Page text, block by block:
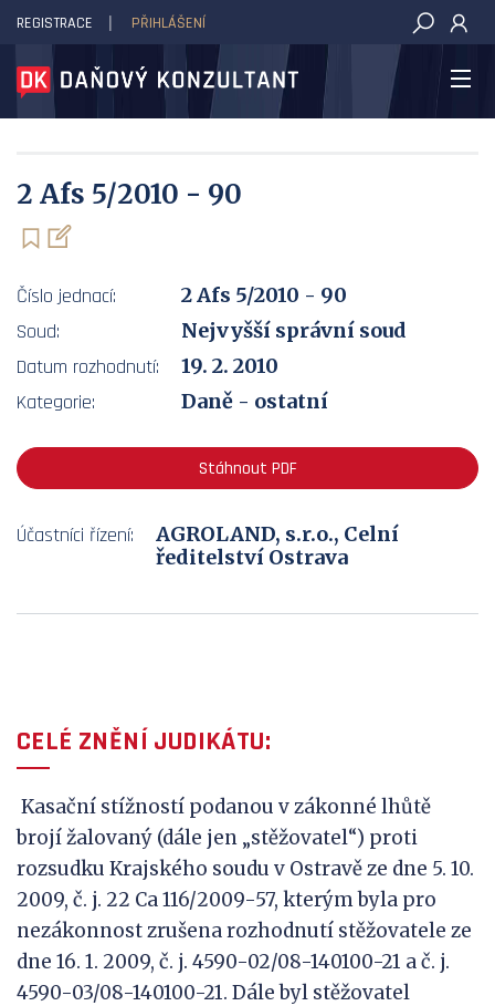
DAŇOVÝ KONZULTANT
REGISTRACE PŘIHLÁŠENÍ
2 Afs 5/2010 - 90
Číslo jednací:
2 Afs 5/2010 - 90
Soud:
Nejvyšší správní soud
Datum rozhodnutí:
19. 2. 2010
Kategorie:
Daně - ostatní
Stáhnout PDF
Účastníci řízení:
AGROLAND, s.r.o., Celní
ředitelství Ostrava
CELÉ ZNĚNÍ JUDIKÁTU:
Kasační stížností podanou v zákonné lhůtě
brojí žalovaný (dále jen „stěžovatel“) proti
rozsudku Krajského soudu v Ostravě ze dne 5. 10.
2009, č. j. 22 Ca 116/2009-57, kterým byla pro
nezákonnost zrušena rozhodnutí stěžovatele ze
dne 16. 1. 2009, č. j. 4590-02/08-140100-21 a č. j.
4590-03/08-140100-21. Dále byl stěžovatel